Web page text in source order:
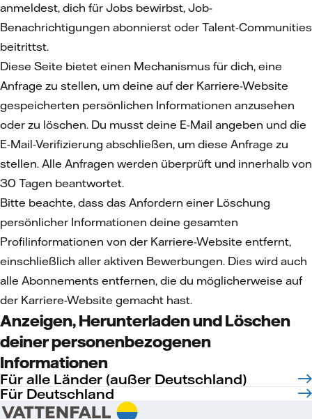
anmeldest, dich für Jobs bewirbst, Job-
Benachrichtigungen abonnierst oder Talent-Communities
beitrittst.
Diese Seite bietet einen Mechanismus für dich, eine
Anfrage zu stellen, um deine auf der Karriere-Website
gespeicherten persönlichen Informationen anzusehen
oder zu löschen. Du musst deine E-Mail angeben und die
E-Mail-Verifizierung abschließen, um diese Anfrage zu
stellen. Alle Anfragen werden überprüft und innerhalb von
30 Tagen beantwortet.
Bitte beachte, dass das Anfordern einer Löschung
persönlicher Informationen deine gesamten
Profilinformationen von der Karriere-Website entfernt,
einschließlich aller aktiven Bewerbungen. Dies wird auch
alle Abonnements entfernen, die du möglicherweise auf
der Karriere-Website gemacht hast.
Anzeigen, Herunterladen und Löschen
deiner personenbezogenen
Informationen
Für alle Länder (außer Deutschland)
Für Deutschland